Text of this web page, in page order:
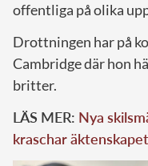
offentliga på olika
Drottningen har på
Cambridge där hon
britter.
LÄS MER: Nya
kraschar äktenskapet